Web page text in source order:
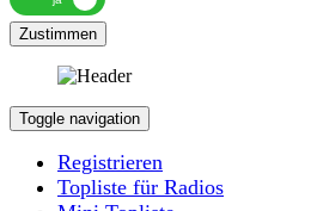
Zustimmen
Toggle navigation
Registrieren
Topliste für Radios